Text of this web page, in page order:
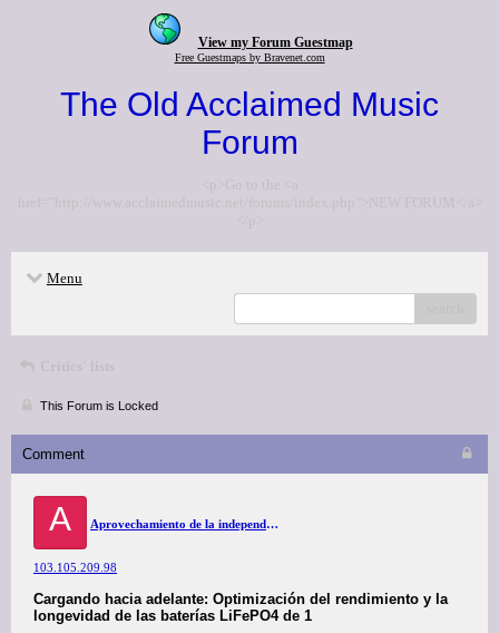
View my Forum Guestmap
Free Guestmaps by Bravenet.com
The Old Acclaimed Music
Forum
<p>Go to the <a
href="http://www.acclaimedmusic.net/forums/index.php">NEW FORUM</a>
</p>
Menu
Critics' lists
This Forum is Locked
Comment
A Aprovechamiento de la independencia energética: baterías LiFePO4 de 100 Ah en aplicaciones fuera de la red
103.105.209.98
Cargando hacia adelante: Optimización del rendimiento y la
longevidad de las baterías LiFePO4 de 1